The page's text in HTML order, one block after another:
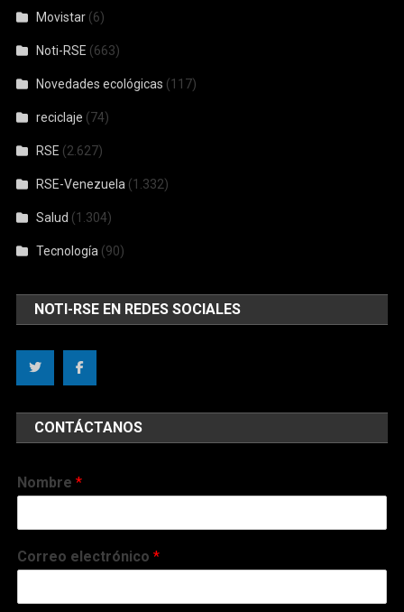
Movistar (6)
Noti-RSE (663)
Novedades ecológicas (117)
reciclaje (74)
RSE (2.627)
RSE-Venezuela (1.332)
Salud (1.304)
Tecnología (90)
NOTI-RSE EN REDES SOCIALES
CONTÁCTANOS
Nombre*
Correo electrónico*